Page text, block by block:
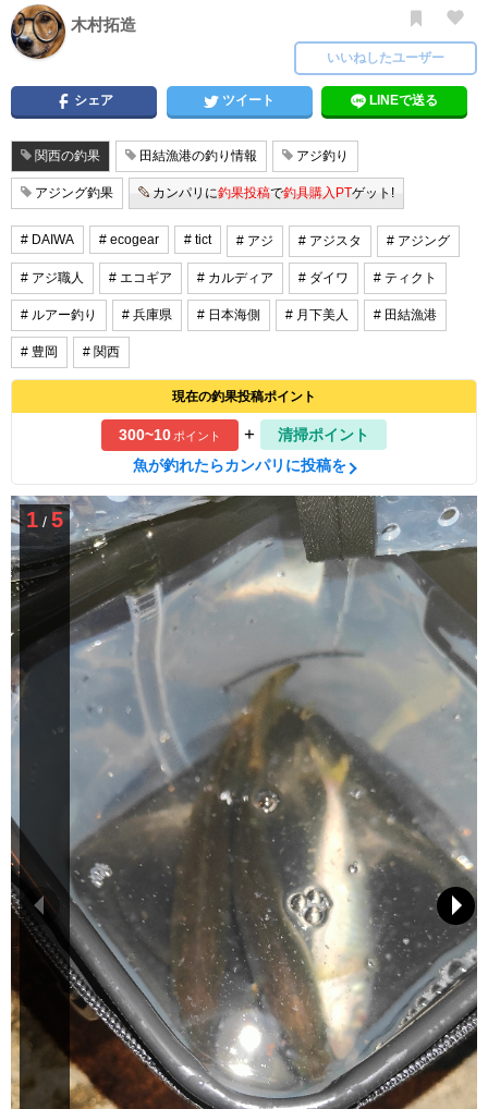
木村拓造
いいねしたユーザー
シェア ツイート LINEで送る
関西の釣果 田結漁港の釣り情報 アジ釣り
アジング釣果 カンパリに釣果投稿で釣具購入PTゲット!
# DAIWA # ecogear # tict # アジ # アジスタ # アジング
# アジ職人 # エコギア # カルディア # ダイワ # ティクト
# ルアー釣り # 兵庫県 # 日本海側 # 月下美人 # 田結漁港
# 豊岡 # 関西
現在の釣果投稿ポイント
300~10ポイント +
清掃ポイント
魚が釣れたらカンパリに投稿を
1 / 5